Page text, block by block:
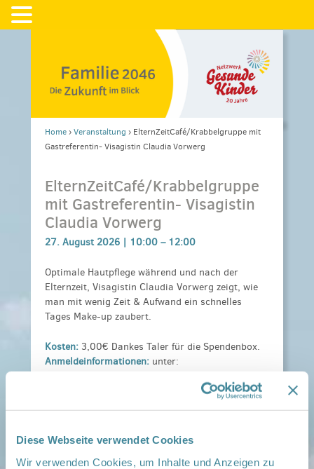
Diese Webseite verwendet Cookies
Wir verwenden Cookies, um Inhalte und Anzeigen zu
Home›Veranstaltung › ElternZeitCafé/Krabbelgruppe mit
Gastreferentin- Visagistin Claudia Vorwerg
ElternZeitCafé/Krabbelgruppe
mit Gastreferentin- Visagistin
Claudia Vorwerg
27. August 2026 | 10:00 – 12:00
Optimale Hautpflege während und nach der
Elternzeit, Visagistin Claudia Vorwerg zeigt, wie
man mit wenig Zeit & Aufwand ein schnelles
Tages Make-up zaubert.
Kosten: 3,00€ Dankes Taler für die Spendenbox.
Anmeldeinformationen: unter:
Veranstaltungsort:
Str. 26, 16321 Bernau